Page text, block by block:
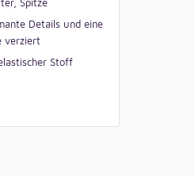
Details und eine
verziert
Stoff